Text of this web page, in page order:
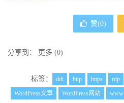
赞(0)
分享到： 更多 (0)
标签： ddi http https rdp
WordPress文章
WordPress网站 www